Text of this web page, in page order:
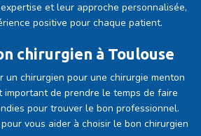
et leur approche personnalisée,
positive pour chaque patient.
chirurgien à Toulouse
un chirurgien pour une chirurgie menton
de prendre le temps de faire
pour trouver le bon professionnel.
vous aider à choisir le bon chirurgien